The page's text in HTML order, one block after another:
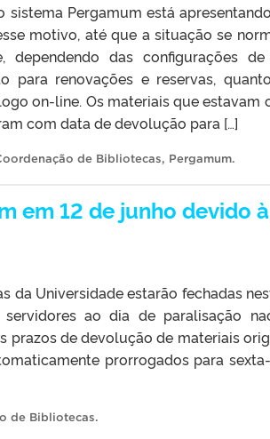
sistema Pergamum está
motivo, até que a situação se
dependendo das configurações
para renovações e reservas,
on-line. Os materiais que
com data de devolução para […]
de Bibliotecas, Pergamum.
em 12 de junho devido
da Universidade estarão fechadas
ao dia de paralisação
prazos de devolução de materiais
prorrogados para
de Bibliotecas.